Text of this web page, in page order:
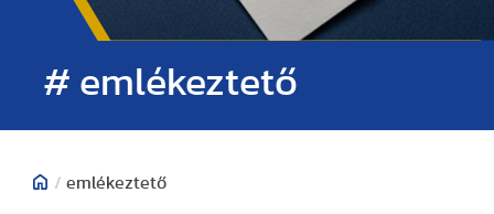
# emlékeztető
/ emlékeztető